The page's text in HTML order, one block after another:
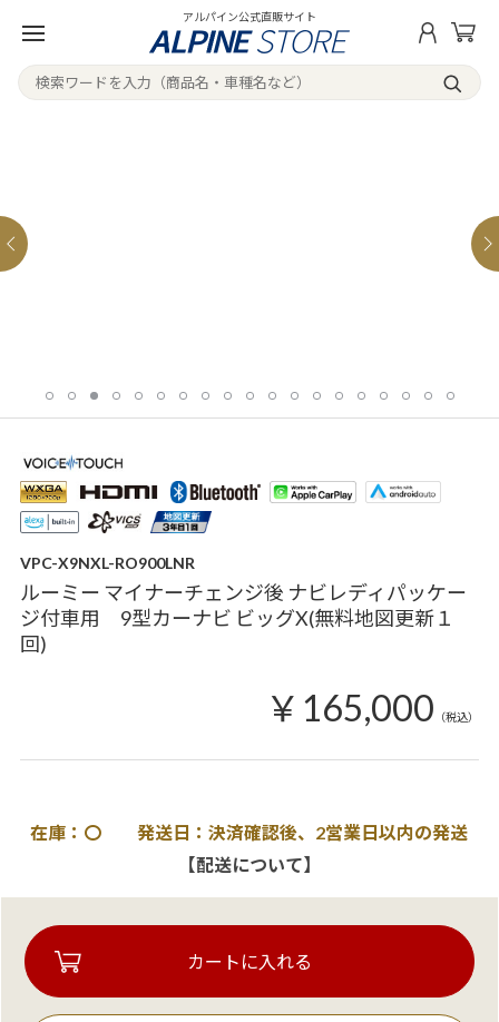
アルパイン公式直販サイト
VPC-X9NXL-RO900LNR
ルーミー マイナーチェンジ後 ナビレディパッケー
ジ付車用 9型カーナビ ビッグX(無料地図更新１
回)
￥165,000 （税込）
在庫：〇 発送日：決済確認後、2営業日以内の発送
【配送について】